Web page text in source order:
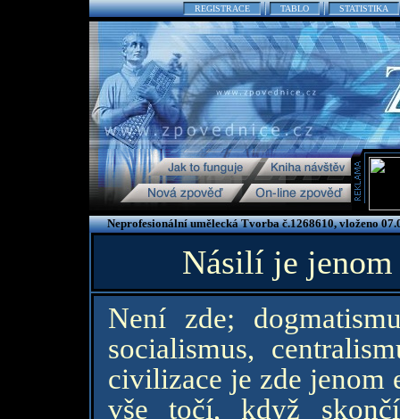
REGISTRACE TABLO STATISTIKA
Neprofesionální umělecká Tvorba č.1268610, vloženo
Násilí je jenom
Není zde;
socialismus,
civilizace je zde jenom
vše točí, když